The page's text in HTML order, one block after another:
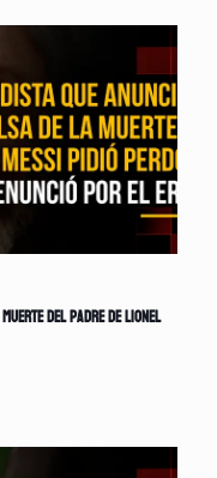
del padre de Lionel